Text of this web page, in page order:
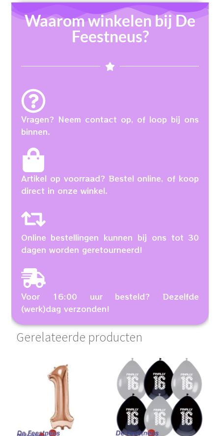
Waarom winkelen bij De
Feestneus?
Vragen? Neem contact op, of loop bij ons
binnen.
Artikel op voorraad? Bestel online, of koop
direct in onze winkel.
Online bestellingen kunnen bij ons tot 30
dagen worden geretourneerd!
Voor 16:00 uur besteld? Dezelfde
(werk)dag verzonden!
Gerelateerde producten